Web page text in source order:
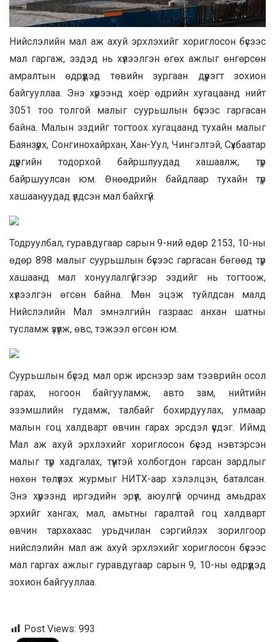
Нийслэлийн мал аж ахуй эрхлэхийг хориглосон бүсээс
мал гаргаж, эздэд нь хүлээлгэн өгөх ажлыг өнгөрсөн
амралтын өдрүүдэд төвийн зургаан дүүрэгт зохион
байгууллаа. Энэ хүрээнд хоёр өдрийн хугацаанд нийт
3051 тоо толгой малыг суурьшлын бүсээс гаргасан
байна. Малын эздийг тогтоох хугацаанд тухайн малыг
Баянзүрх, Сонгинохайрхан, Хан-Уул, Чингэлтэй, Сүхбаатар
дүүргийн тодорхой байршлуудад хашаалж, түр
байршуулсан юм. Өнөөдрийн байдлаар тухайн түр
хашаануудад үлдсэн мал байхгүй.
Тодруулбал, гуравдугаар сарын 9-ний өдөр 2153, 10-ны
өдөр 898 малыг суурьшлын бүсээс гаргасан бөгөөд түр
хашаанд мал хонуулалгүйгээр эздийг нь тогтоож,
хүлээлгэн өгсөн байна. Мөн эцэж туйлдсан малд
Нийслэлийн Мал эмнэлгийн газраас анхан шатны
тусламж үзүүлж, өвс, тэжээл өгсөн юм.
Суурьшлын бүсэд мал орж ирснээр зам тээврийн осол
гарах, ногоон байгууламж, авто зам, нийтийн
эзэмшлийн гудамж, талбайг бохирдуулах, улмаар
малын гоц халдварт өвчин гарах эрсдэл үүсдэг. Иймд
Мал аж ахуй эрхлэхийг хориглосон бүсэд нэвтэрсэн
малыг түр хадгалах, түүнтэй холбогдон гарсан зардлыг
нөхөн төлүүлэх журмыг НИТХ-аар хэлэлцэн, баталсан.
Энэ хүрээнд
иргэдийн эрүүл, аюулгүй орчинд амьдрах
эрхийг хангах, мал, амьтны гаралтай гоц халдварт
өвчин тархахаас урьдчилан сэргийлэх зорилгоор
нийслэлийн мал аж ахуй эрхлэхийг хориглосон бүсээс
мал гаргах ажлыг гуравдугаар сарын 9, 10-ны өдрүүдэд
зохион байгууллаа.
Post Views: 993